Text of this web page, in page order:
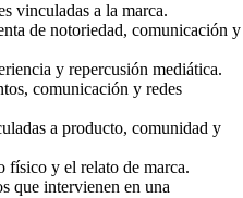
vinculadas a la marca.
de notoriedad, comunicación y
y repercusión mediática.
comunicación y redes
a producto, comunidad y
físico y el relato de marca.
que intervienen en una